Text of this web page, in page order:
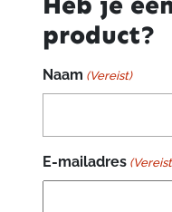
product?
Naam (Vereist)
E-mailadres